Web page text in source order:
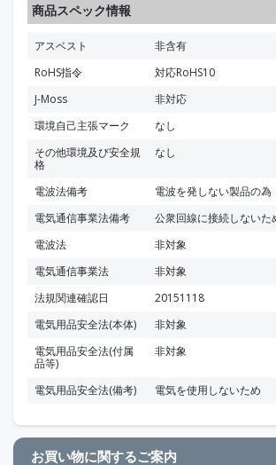
商品スペック情報
アスベスト
非含有
RoHS指令
対応RoHS10
J-Moss
非対応
環境自己主張マーク
なし
その他環境及び安全規
格
なし
電波法備考
電波を発しない製品の為
電気通信事業法備考
公衆回線に接続しないた
電波法
非対象
電気通信事業法
非対象
法規関連確認日
20151118
電気用品安全法(本体)
非対象
電気用品安全法(付属
品等)
非対象
電気用品安全法(備考) 電気を使用しないため
お買い物に関するご案内